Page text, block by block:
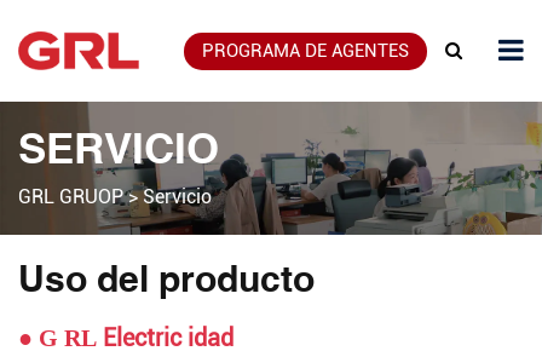
PROGRAMA DE AGENTES
SERVICIO
GRL GRUOP>Servicio
Uso del producto
● G RL Electric idad